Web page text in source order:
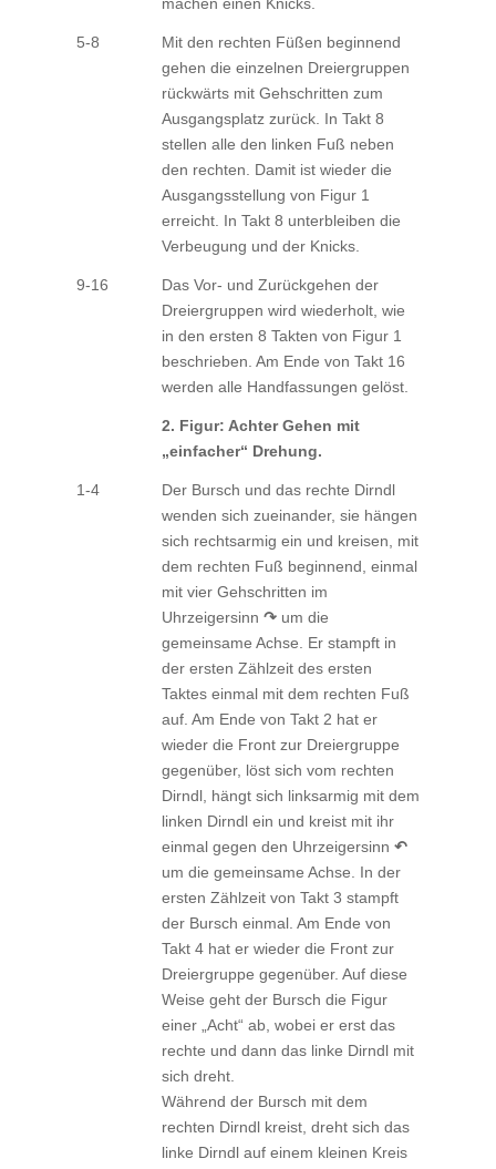
5-8
Mit den rechten Füßen beginnend
gehen die einzelnen Dreiergruppen
rückwärts mit Gehschritten zum
Ausgangsplatz zurück. In Takt 8
stellen alle den linken Fuß neben
den rechten. Damit ist wieder die
Ausgangsstellung von Figur 1
erreicht. In Takt 8 unterbleiben die
Verbeugung und der Knicks.
9-16
Das Vor- und Zurückgehen der
Dreiergruppen wird wiederholt, wie
in den ersten 8 Takten von Figur 1
beschrieben. Am Ende von Takt 16
werden alle Handfassungen gelöst.
2. Figur: Achter Gehen mit
„einfacher“ Drehung.
1-4
Der Bursch und das rechte Dirndl
wenden sich zueinander, sie hängen
sich rechtsarmig ein und kreisen, mit
dem rechten Fuß beginnend, einmal
mit vier Gehschritten im
Uhrzeigersinn ↷um die
gemeinsame Achse. Er stampft in
der ersten Zählzeit des ersten
Taktes einmal mit dem rechten Fuß
auf. Am Ende von Takt 2 hat er
wieder die Front zur Dreiergruppe
gegenüber, löst sich vom rechten
Dirndl, hängt sich linksarmig mit dem
linken Dirndl ein und kreist mit ihr
einmal gegen den Uhrzeigersinn ↶
um die gemeinsame Achse. In der
ersten Zählzeit von Takt 3 stampft
der Bursch einmal. Am Ende von
Takt 4 hat er wieder die Front zur
Dreiergruppe gegenüber. Auf diese
Weise geht der Bursch die Figur
einer „Acht“ ab, wobei er erst das
rechte und dann das linke Dirndl mit
sich dreht.
Während der Bursch mit dem
rechten Dirndl kreist, dreht sich das
linke Dirndl auf einem kleinen Kreis